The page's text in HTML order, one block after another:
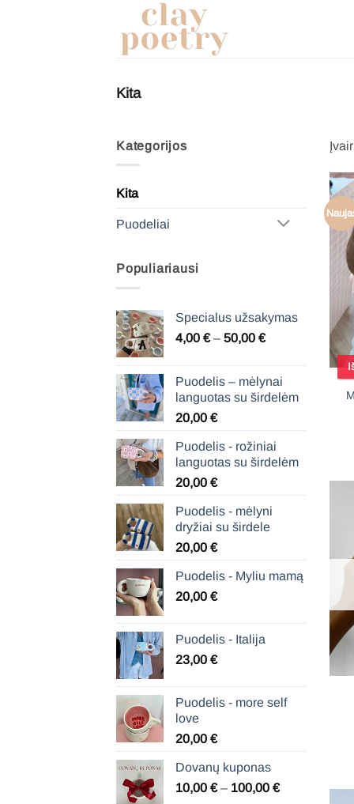
Kita
Kategorijos
Kita
Puodeliai
Populiariausi
Specialus užsakymas
4,00 € – 50,00 €Price
through
50,00 €
Puodelis – mėlynai
languotas su širdelėm
20,00 €
Puodelis - rožiniai
languotas su širdelėm
20,00 €
Puodelis - mėlyni
dryžiai su širdele
20,00 €
Puodelis - Myliu mamą
20,00 €
Puodelis - Italija
23,00 €
Puodelis - more self
love
20,00 €
Dovanų kuponas
10,00 € – 100,00 €Price